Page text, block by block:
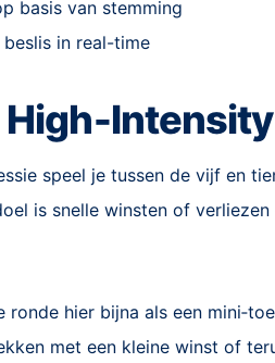
basis van stemming
in real-time
speel je tussen de vijf en
is snelle winsten of
ronde hier bijna als een
met een kleine winst of